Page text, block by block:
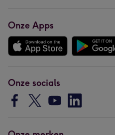
Onze Apps
Onze socials